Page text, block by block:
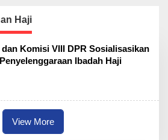
Haji
dan Komisi VIII DPR Sosialisasikan
Ibadah Haji
View More